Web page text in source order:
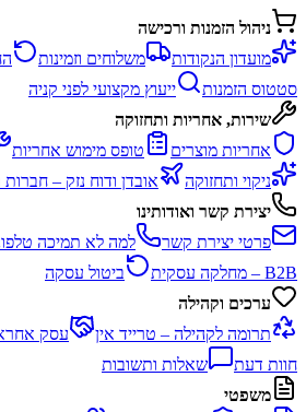
ניהול הזמנות ורכישה
מועדון הנקודות
משלוחים וזמינות
סטטוס הזמנות
ייעוץ מקצועי לפני קניה
שירות, אחריות ותחזוקה
אחריות מוצרים
טופס מימוש אחריות
ניקוי ותחזוקה
אובדן ודוח נזק –
יצירת קשר ואודותינו
פרטי יצירת קשר
למה לא תמיכה
B2B – מחלקה עסקית
ביטול עסקה
ערכים וקהילה
תרומה לקהילה – טרייד אין
עסק
חוות דעת
שאלות ותשובות
משפטי